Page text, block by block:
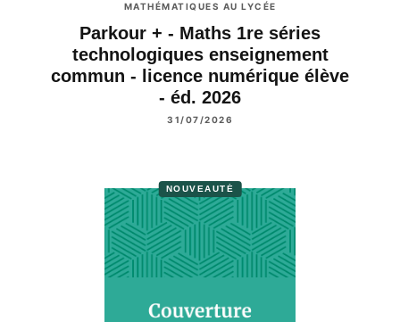
MATHÉMATIQUES AU LYCÉE
Parkour + - Maths 1re séries
technologiques enseignement
commun - licence numérique élève
- éd. 2026
31/07/2026
NOUVEAUTÉ